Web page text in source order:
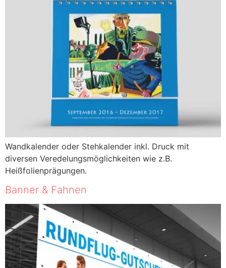
Wandkalender oder Stehkalender inkl. Druck mit
diversen Veredelungsmöglichkeiten wie z.B.
Heißfolienprägungen.
Banner & Fahnen